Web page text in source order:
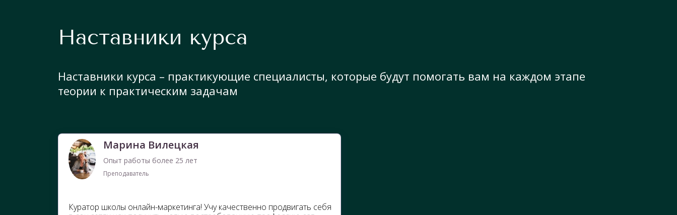
Наставники курса
Наставники курса – практикующие специалисты, которые будут помогать вам на каждом этапе
теории к практическим задачам
Марина Вилецкая
Опыт работы более 25 лет
Преподаватель
Куратор школы онлайн-маркетинга! Учу качественно продвигать себя